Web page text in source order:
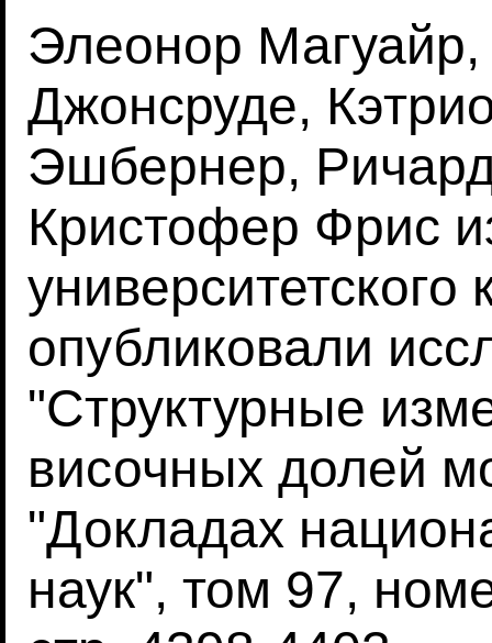
Элеонор
Джонсруде,
Эшбернер,
Кристофер Фрис
университетского
опубликовали
"Структурные
височных долей
"Докладах
наук", том 97,